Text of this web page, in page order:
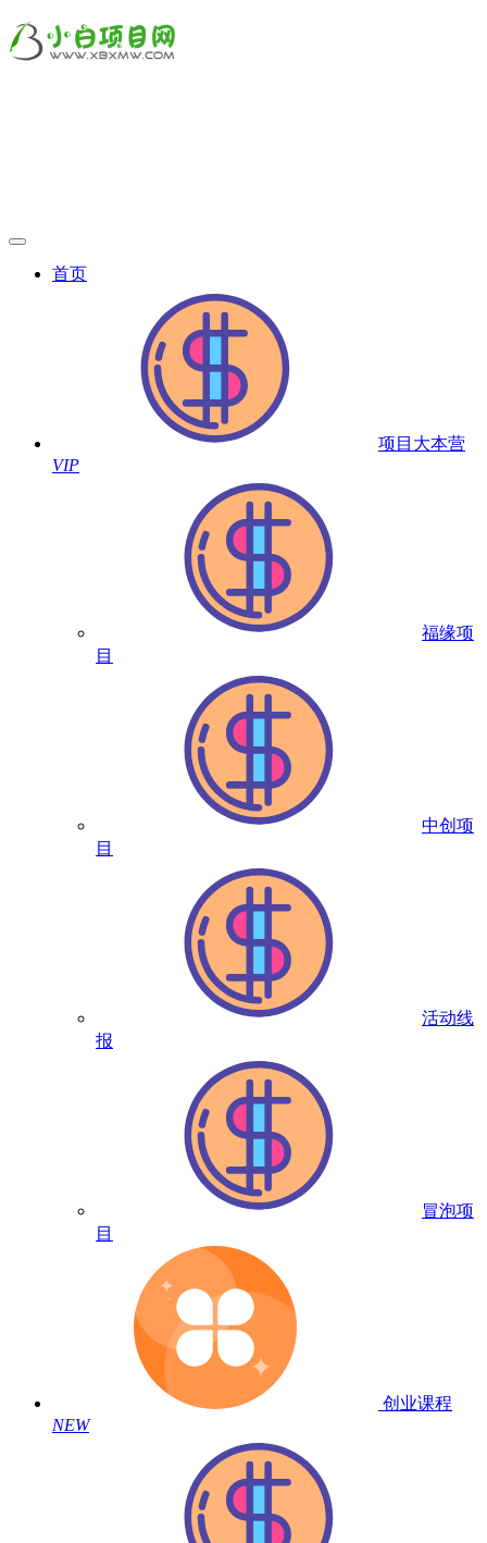
首页
项目大本营
VIP
福缘项
目
中创项
目
活动线
报
冒泡项
目
创业课程
NEW